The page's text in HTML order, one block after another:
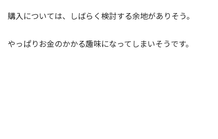
購入については、しばらく検討する余地がありそう。
やっぱりお金のかかる趣味になってしまいそうです。